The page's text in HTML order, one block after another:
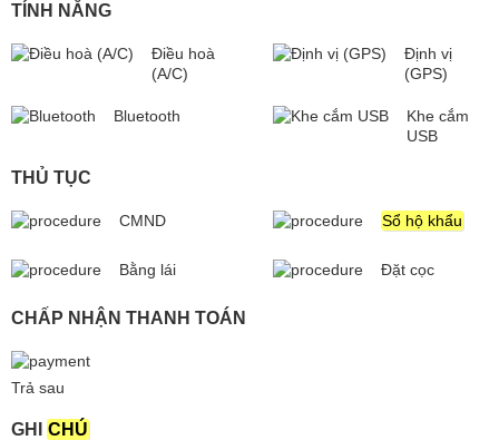
TÍNH NĂNG
Điều hoà
(A/C)
Định vị
(GPS)
Bluetooth
Khe cắm
USB
THỦ TỤC
CMND Sổ hộ khẩu
Bằng lái Đặt cọc
CHẤP NHẬN THANH TOÁN
Trả sau
GHI CHÚ